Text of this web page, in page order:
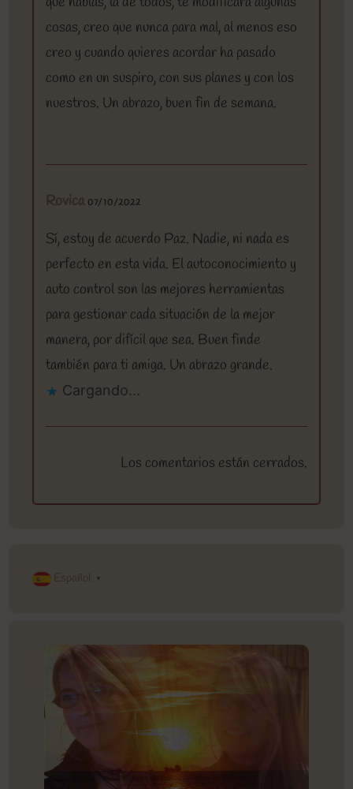
cosas, creo que nunca para mal, al menos eso
creo y cuando quieres acordar ha pasado
como en un suspiro, con sus planes y con los
nuestros. Un abrazo, buen fin de semana.
Rovica 07/10/2022
Sí, estoy de acuerdo Paz. Nadie, ni nada es
perfecto en esta vida. El autoconocimiento y
auto control son las mejores herramientas
para gestionar cada situación de la mejor
manera, por difícil que sea. Buen finde
también para ti amiga. Un abrazo grande.
Cargando...
Los comentarios están cerrados.
Español ▼